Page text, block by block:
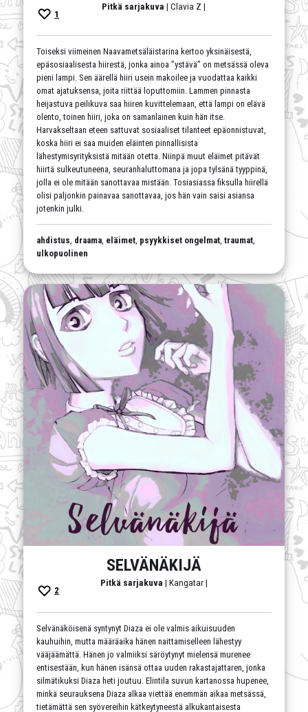
Pitkä sarjakuva | Clavia Z |
1
Toiseksi viimeinen Naavametsäläistarina kertoo yksinäisestä,
epäsosiaalisesta hiirestä, jonka ainoa ”ystävä” on metsässä oleva
pieni lampi. Sen äärellä hiiri usein makoilee ja vuodattaa kaikki
omat ajatuksensa, joita riittää loputtomiin. Lammen pinnasta
heijastuva peilikuva saa hiiren kuvittelemaan, että lampi on elävä
olento, toinen hiiri, joka on samanlainen kuin hän itse.
Harvakseltaan eteen sattuvat sosiaaliset tilanteet epäonnistuvat,
koska hiiri ei saa muiden eläinten pinnallisista
lähestymisyrityksistä mitään otetta. Niinpä muut eläimet pitävät
hiirtä sulkeutuneena, seuranhaluttomana ja jopa tylsänä tyyppinä,
jolla ei ole mitään sanottavaa mistään. Tosiasiassa fiksulla hiirellä
olisi paljonkin painavaa sanottavaa, jos hän vain saisi asiansa
jotenkin julki.
ahdistus, draama, eläimet, psyykkiset ongelmat,traumat,
ulkopuolinen
SELVÄNÄKIJÄ
Pitkä sarjakuva | Kangatar |
2
Selvänäköisenä syntynyt Diaza ei ole valmis aikuisuuden
kauhuihin, mutta määräaika hänen naittamiselleen lähestyy
vääjäämättä. Hänen jo valmiiksi säröytynyt mielensä murenee
entisestään, kun hänen isänsä ottaa uuden rakastajattaren, jonka
silmätikuksi Diaza heti joutuu. Elintila suvun kartanossa hupenee,
minkä seurauksena Diaza alkaa viettää enemmän aikaa metsässä,
tietämättä sen syövereihin kätkeytyneestä alkukantaisesta